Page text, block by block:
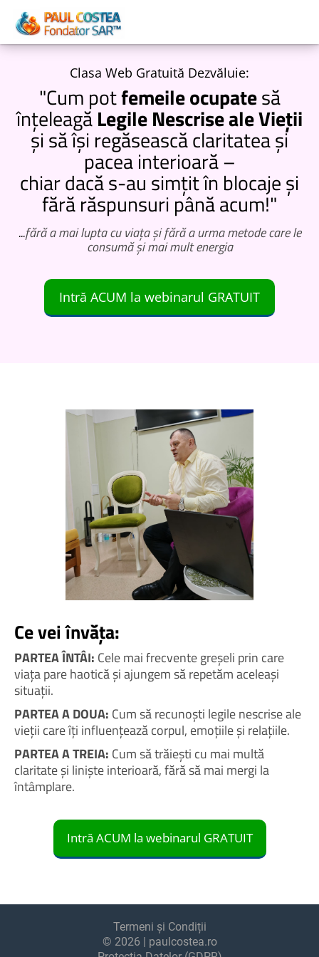
Clasa Web Gratuită Dezvăluie:
"Cum potfemeile ocupatesă
înțeleagăLegile Nescrise ale Vieții
și să își regăsească claritatea și
pacea interioară –
chiar dacă s-au simțit în blocaje și
fără răspunsuri până acum!"
...fără a mai lupta cu viața și fără a urma metode care le
consumă și mai mult energia
Intră ACUM la webinarul GRATUIT
Ce vei învăța:
PARTEA ÎNTÂI: Cele mai frecvente greșeli prin care
viața pare haotică și ajungem să repetăm aceleași
situații.
PARTEA A DOUA: Cum să recunoști legile nescrise ale
vieții care îți influențează corpul, emoțiile și relațiile.
PARTEA A TREIA: Cum să trăiești cu mai multă
claritate și liniște interioară, fără să mai mergi la
întâmplare.
Intră ACUM la webinarul GRATUIT
Termeni și Condiții
© 2026 | paulcostea.ro